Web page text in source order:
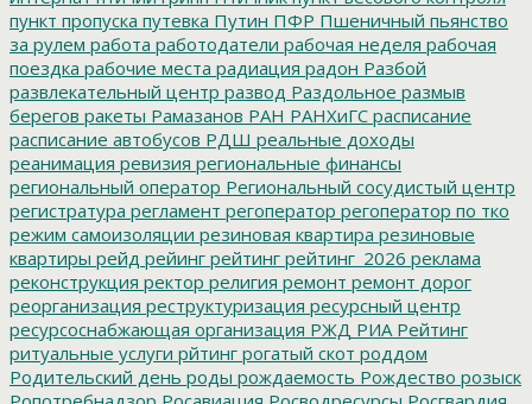
пункт пропуска путевка Путин ПФР Пшеничный пьянство
за рулем работа работодатели рабочая неделя рабочая
поездка рабочие места радиация радон Разбой
развлекательный центр развод Раздольное размыв
берегов ракеты Рамазанов РАН РАНХиГС расписание
расписание автобусов РДШ реальные доходы
реанимация ревизия региональные финансы
региональный оператор Региональный сосудистый центр
регистратура регламент регоператор регоператор по тко
режим самоизоляции резиновая квартира резиновые
квартиры рейд рейинг рейтинг рейтинг_2026 реклама
реконструкция ректор религия ремонт ремонт дорог
реорганизация реструктуризация ресурсный центр
ресурсоснабжающая организация РЖД РИА Рейтинг
ритуальные услуги рйтинг рогатый скот роддом
Родительский день роды рождаемость Рождество розыск